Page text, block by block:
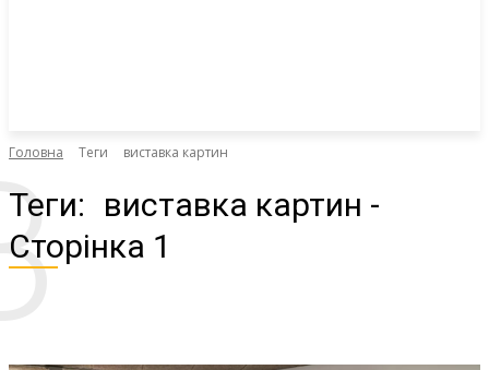
Головна Теги виставка картин
Теги: виставка картин -
Сторінка 1